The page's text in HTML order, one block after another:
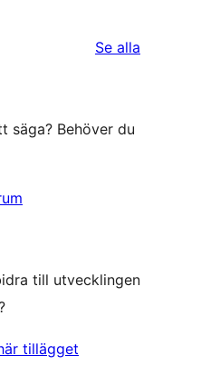
Se alla
säga? Behöver du
till utvecklingen
tillägget